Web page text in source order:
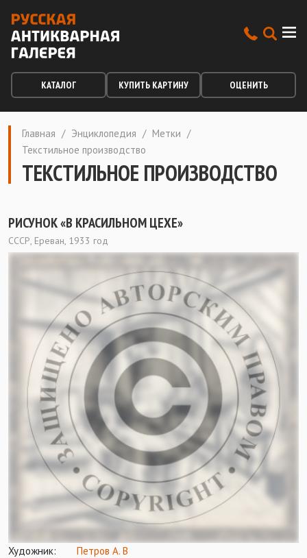
КАТАЛОГ КУПИТЬ КАРТИНУ ОЦЕНИТЬ
Главная / Энциклопедия / Метки /
Текстильное производство
ТЕКСТИЛЬНОЕ ПРОИЗВОДСТВО
РИСУНОК «В КРАСИЛЬНОМ ЦЕХЕ»
СССР, Ереван, 1933 год
Художник:
Петров А. В